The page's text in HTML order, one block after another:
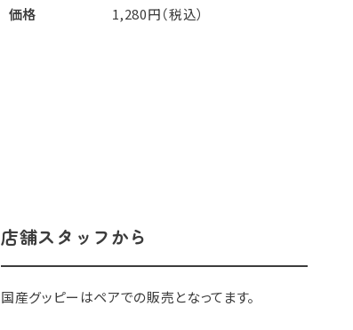
価格
1,280円（税込）
店舗スタッフから
国産グッピーはペアでの販売となってます。